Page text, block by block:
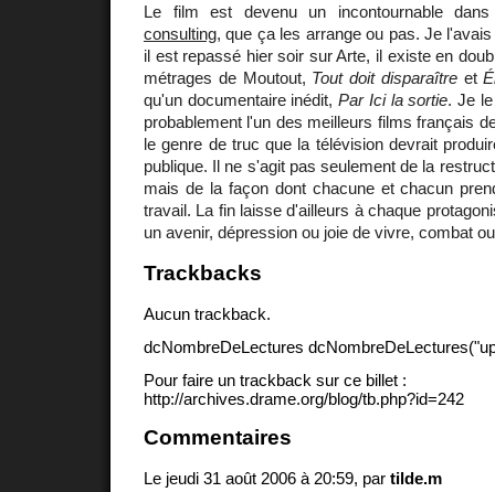
Le film est devenu un incontournable
consulting, que ça les arrange ou pas. Je
il est repassé hier soir sur Arte, il existe en
métrages de Moutout, Tout doit disparaîtreet
qu'un documentaire inédit,Par Ici la sortie. Je
probablement l'un des meilleurs films français
le genre de truc que la télévision devrait
publique. Il ne s'agit pas seulement de la
mais de la façon dont chacune et chacun
travail. La fin laisse d'ailleurs à chaque
un avenir, dépression ou joie de vivre, combat
Trackbacks
Aucun trackback.
dcNombreDeLectures
Pour faire un trackback sur ce billet :
http://archives.drame.org/blog/tb.php?id=242
Commentaires
Le jeudi 31 août 2006 à 20:59, par tilde.m